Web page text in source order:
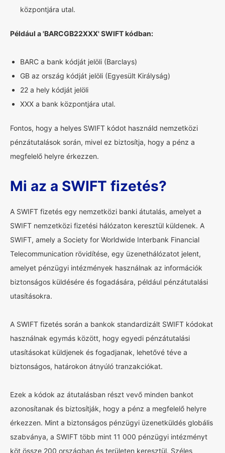
központjára utal.
Például a 'BARCGB22XXX' SWIFT kódban:
BARC a bank kódját jelöli (Barclays)
GB az ország kódját jelöli (Egyesült Királyság)
22 a hely kódját jelöli
XXX a bank központjára utal.
Fontos, hogy a helyes SWIFT kódot használd nemzetközi
pénzátutalások során, mivel ez biztosítja, hogy a pénz a
megfelelő helyre érkezzen.
Mi az a SWIFT fizetés?
A SWIFT fizetés egy nemzetközi banki átutalás, amelyet a
SWIFT nemzetközi fizetési hálózaton keresztül küldenek. A
SWIFT, amely a Society for Worldwide Interbank Financial
Telecommunication rövidítése, egy üzenethálózatot jelent,
amelyet pénzügyi intézmények használnak az információk
biztonságos küldésére és fogadására, például pénzátutalási
utasításokra.
A SWIFT fizetés során a bankok standardizált SWIFT kódokat
használnak egymás között, hogy egyedi pénzátutalási
utasításokat küldjenek és fogadjanak, lehetővé téve a
biztonságos, határokon átnyúló tranzakciókat.
Ezek a kódok az átutalásban részt vevő minden bankot
azonosítanak és biztosítják, hogy a pénz a megfelelő helyre
érkezzen. Mint a biztonságos pénzügyi üzenetküldés globális
szabványa, a SWIFT több mint 11 000 pénzügyi intézményt
köt össze 200 országban és területen keresztül. Széles